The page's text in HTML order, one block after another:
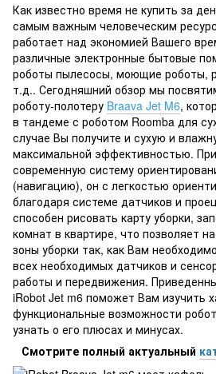
Как известно время не купить за
самым важным человеческим
работает над экономией Вашего
различные электронные бытовые
роботы пылесосы, моющие роботы,
т.д.. Сегодняшний обзор мы
роботу-полотеру Braava Jet M6,
в тандеме с роботом Roomba для
случае Вы получите и сухую и
максимальной эффективностью.
современную систему
(навигацию), он с легкостью
благодаря системе датчиков и
способен рисовать карту уборки,
комнат в квартире, что позволяет
зоны уборки так, как Вам
всех необходимых датчиков и
работы и передвижения.
iRobot Jet m6 поможет Вам изучить
функциональные возможности
узнать о его плюсах и минусах.
Смотрите полный актуальный